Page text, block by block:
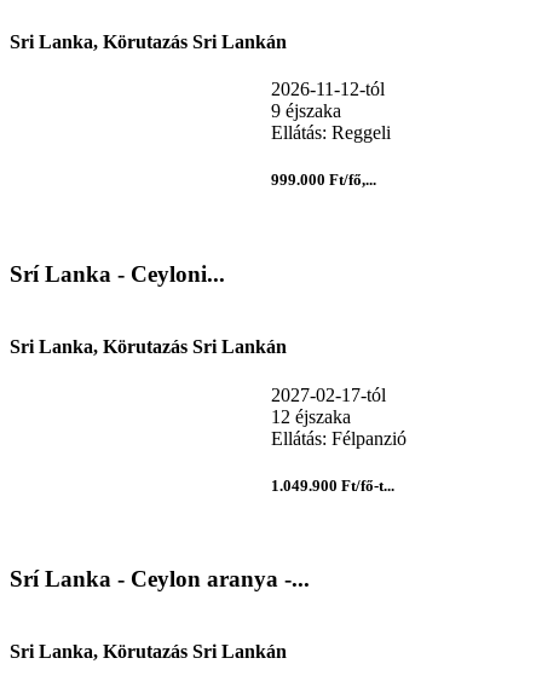
Sri Lanka, Körutazás Sri Lankán
2026-11-12-tól
9 éjszaka
Ellátás: Reggeli
999.000 Ft/fő,...
Srí Lanka - Ceyloni...
Sri Lanka, Körutazás Sri Lankán
2027-02-17-tól
12 éjszaka
Ellátás: Félpanzió
1.049.900 Ft/fő-t...
Srí Lanka - Ceylon aranya -...
Sri Lanka, Körutazás Sri Lankán